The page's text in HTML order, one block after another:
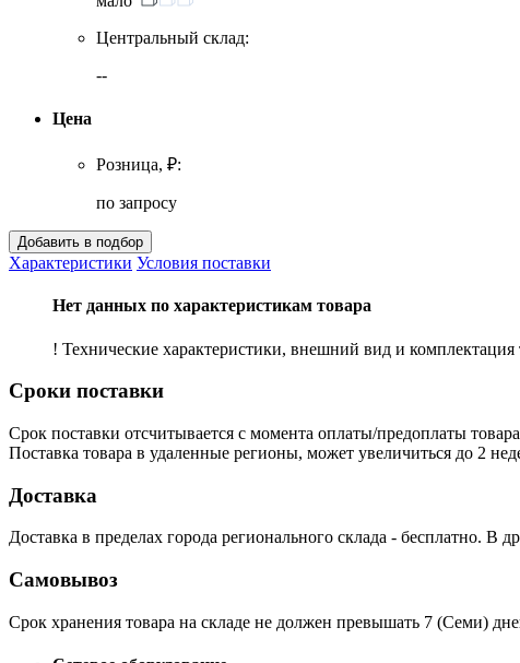
Центральный склад:
--
Цена
Розница, ₽:
по запросу
Характеристики Условия поставки
Нет данных по характеристикам товара
! Технические характеристики, внешний вид и
Сроки поставки
Срок поставки отсчитывается с момента оплаты/предоплаты
Поставка товара в удаленные регионы, может увеличиться до 2
Доставка
Доставка в пределах города регионального склада - бесплатно. В
Самовывоз
Срок хранения товара на складе не должен превышать 7 (Семи)